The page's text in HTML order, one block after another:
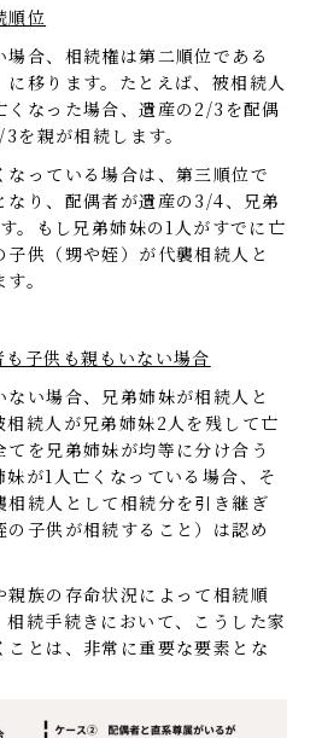
順位
合、相続権は第二順位である
移ります。たとえば、被相続人
くなった場合、遺産の2/3を配偶
を親が相続します。
なっている場合は、第三順位で
なり、配偶者が遺産の3/4、兄弟
。もし兄弟姉妹の1人がすでに亡
子供（甥や姪）が代襲相続人と
。
子供も親もいない場合
い場合、兄弟姉妹が相続人と
相続人が兄弟姉妹2人を残して亡
てを兄弟姉妹が均等に分け合う
が1人亡くなっている場合、そ
相続人として相続分を引き継ぎ
の子供が相続すること）は認め
親族の存命状況によって相続順
続手続きにおいて、こうした家
とは、非常に重要な要素とな